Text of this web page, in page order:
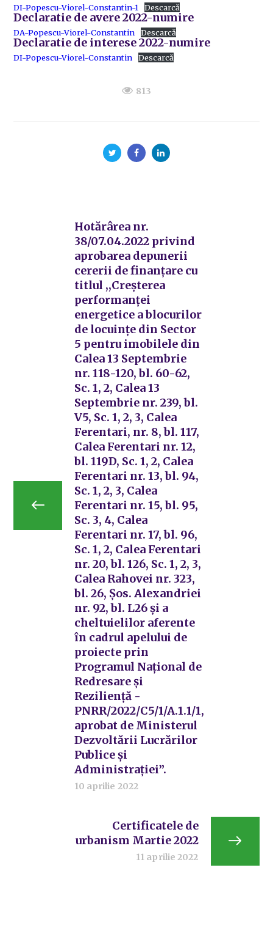
DI-Popescu-Viorel-Constantin-1 Descarcă
Declaratie de avere 2022-numire
DA-Popescu-Viorel-Constantin Descarcă
Declaratie de interese 2022-numire
DI-Popescu-Viorel-Constantin Descarcă
813
Hotărârea nr.
38/07.04.2022 privind
aprobarea depunerii
cererii de finanțare cu
titlul ,,Creșterea
performanței
energetice a blocurilor
de locuințe din Sector
5 pentru imobilele din
Calea 13 Septembrie
nr. 118-120, bl. 60-62,
Sc. 1, 2, Calea 13
Septembrie nr. 239, bl.
V5, Sc. 1, 2, 3, Calea
Ferentari, nr. 8, bl. 117,
Calea Ferentari nr. 12,
bl. 119D, Sc. 1, 2, Calea
Ferentari nr. 13, bl. 94,
Sc. 1, 2, 3, Calea
Ferentari nr. 15, bl. 95,
Sc. 3, 4, Calea
Ferentari nr. 17, bl. 96,
Sc. 1, 2, Calea Ferentari
nr. 20, bl. 126, Sc. 1, 2, 3,
Calea Rahovei nr. 323,
bl. 26, Șos. Alexandriei
nr. 92, bl. L26 și a
cheltuielilor aferente
în cadrul apelului de
proiecte prin
Programul Național de
Redresare și
Reziliență -
PNRR/2022/C5/1/A.1.1/1,
aprobat de Ministerul
Dezvoltării Lucrărilor
Publice și
Administrației”.
10 aprilie 2022
Certificatele de
urbanism Martie 2022
11 aprilie 2022